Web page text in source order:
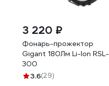
3 220 ₽
Фонарь-прожектор
Gigant 180Лм Li-Ion RSL-
300
3.6(29)